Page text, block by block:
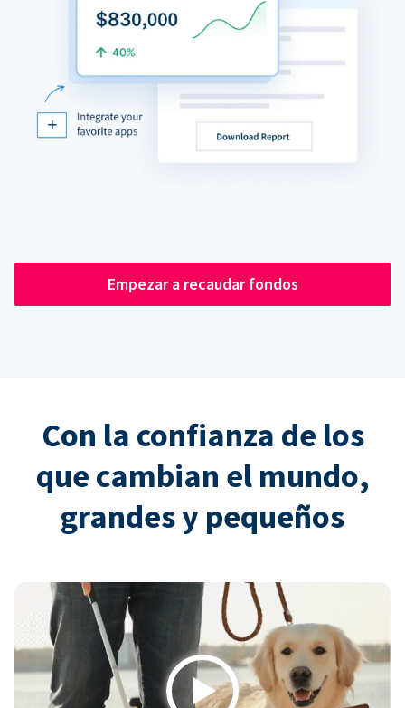
Empezar a recaudar fondos
Con la confianza de los
que cambian el mundo,
grandes y pequeños
Play